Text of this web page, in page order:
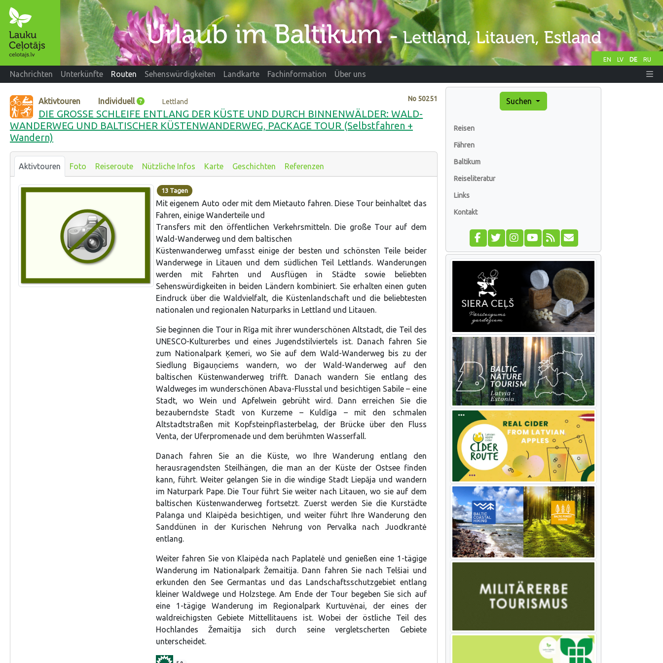
EN LV DE RU
Nachrichten Unterkünfte Routen Sehenswürdigkeiten Landkarte Fachinformation Über uns
No 50251
Aktivtouren Individuell Lettland
DIE GROSSE SCHLEIFE ENTLANG DER KÜSTE UND DURCH BINNENWÄLDER: WALD-
WANDERWEG UND BALTISCHER KÜSTENWANDERWEG, PACKAGE TOUR (Selbstfahren +
Wandern)
Aktivtouren Foto Reiseroute Nützliche Infos Karte Geschichten Referenzen
13 Tagen
Mit eigenem Auto oder mit dem Mietauto fahren. Diese Tour beinhaltet das
Fahren, einige Wanderteile und
Transfers mit den öffentlichen Verkehrsmitteln. Die große Tour auf dem
Wald-Wanderweg und dem baltischen
Küstenwanderweg umfasst einige der besten und schönsten Teile beider
Wanderwege in Litauen und dem südlichen Teil Lettlands. Wanderungen
werden mit Fahrten und Ausflügen in Städte sowie beliebten
Sehenswürdigkeiten in beiden Ländern kombiniert. Sie erhalten einen guten
Eindruck über die Waldvielfalt, die Küstenlandschaft und die beliebtesten
nationalen und regionalen Naturparks in Lettland und Litauen.
Sie beginnen die Tour in Rīga mit ihrer wunderschönen Altstadt, die Teil des
UNESCO-Kulturerbes und eines Jugendstilviertels ist. Danach fahren Sie
zum Nationalpark Ķemeri, wo Sie auf dem Wald-Wanderweg bis zu der
Siedlung Bigauņciems wandern, wo der Wald-Wanderweg auf den
baltischen Küstenwanderweg trifft. Danach wandern Sie entlang des
Waldweges im wunderschönen Abava-Flusstal und besichtigen Sabile – eine
Stadt, wo Wein und Apfelwein gebrüht wird. Dann erreichen Sie die
bezauberndste Stadt von Kurzeme – Kuldīga – mit den schmalen
Altstadtstraßen mit Kopfsteinpflasterbelag, der Brücke über den Fluss
Venta, der Uferpromenade und dem berühmten Wasserfall.
Danach fahren Sie an die Küste, wo Ihre Wanderung entlang den
herausragendsten Steilhängen, die man an der Küste der Ostsee finden
kann, führt. Weiter gelangen Sie in die windige Stadt Liepāja und wandern
im Naturpark Pape. Die Tour führt Sie weiter nach Litauen, wo sie auf dem
baltischen Küstenwanderweg fortsetzt. Zuerst werden Sie die Kurstädte
Palanga und Klaipėda besichtigen, und weiter führt Ihre Wanderung den
Sanddünen in der Kurischen Nehrung von Pervalka nach Juodkrantė
entlang.
Weiter fahren Sie von Klaipėda nach Paplatelė und genießen eine 1-tägige
Wanderung im Nationalpark Žemaitija. Dann fahren Sie nach Telšiai und
erkunden den See Germantas und das Landschaftsschutzgebiet entlang
kleiner Waldwege und Holzstege. Am Ende der Tour begeben Sie sich auf
eine 1-tägige Wanderung im Regionalpark Kurtuvėnai, der eines der
waldreichigsten Gebiete Mittellitauens ist. Wobei der östliche Teil des
Hochlandes Žemaitija sich durch seine vergletscherten Gebiete
unterscheidet.
Suchen
Reisen
Fähren
Baltikum
Reiseliteratur
Links
Kontakt